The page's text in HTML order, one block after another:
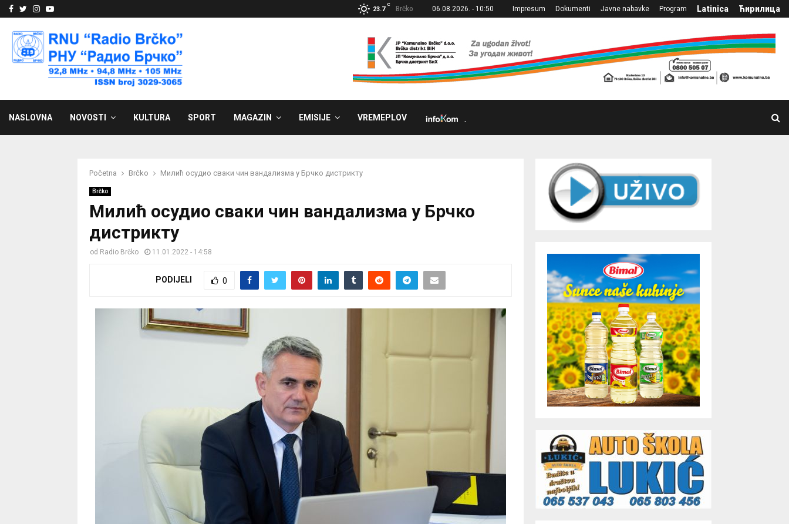
Facebook
Twitter
Instagram
Youtube 23.7
C
Brčko 06.08.2026. - 10:50 Impresum Dokumenti Javne nabavke Program Latinica Ћирилица
NASLOVNA NOVOSTI KULTURA SPORT MAGAZIN EMISIJE VREMEPLOV
Početna Brčko Милић осудио сваки чин вандализма у Брчко дистрикту
Brčko
Милић осудио сваки чин вандализма у Брчко
дистрикту
od Radio Brčko 11.01.2022 - 14:58
PODIJELI 0